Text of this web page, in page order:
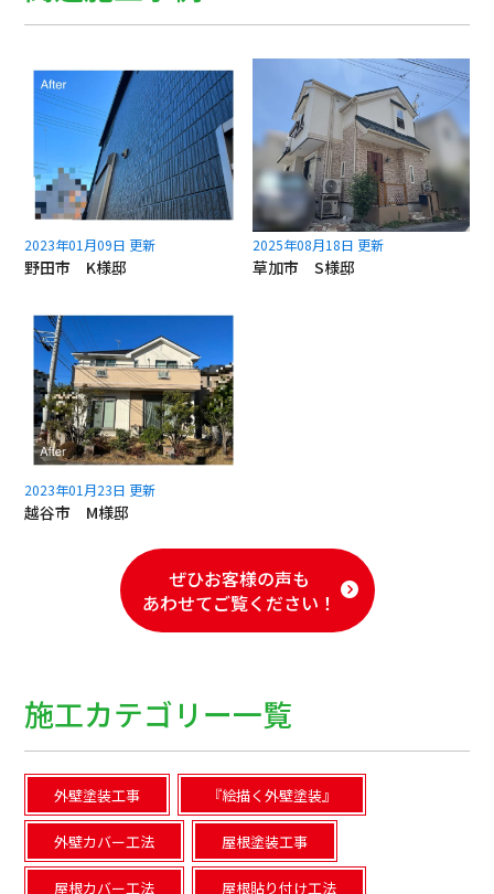
2023年01月09日 更新
野田市 K様邸
2025年08月18日 更新
草加市 S様邸
2023年01月23日 更新
越谷市 M様邸
ぜひお客様の声も
あわせてご覧ください！
施工カテゴリー一覧
外壁塗装工事 『絵描く外壁塗装』
外壁カバー工法 屋根塗装工事
屋根カバー工法 屋根貼り付け工法